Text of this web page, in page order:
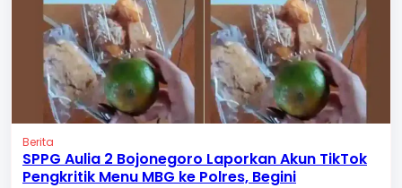
Berita
SPPG Aulia 2 Bojonegoro Laporkan Akun TikTok
Pengkritik Menu MBG ke Polres, Begini